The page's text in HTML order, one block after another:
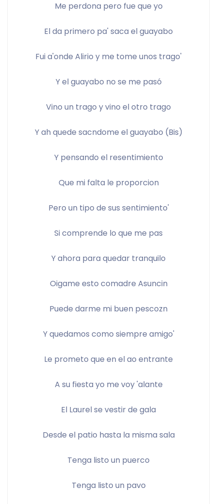
Me perdona pero fue que yo
El da primero pa' saca el guayabo
Fui a'onde Alirio y me tome unos trago'
Y el guayabo no se me pasó
Vino un trago y vino el otro trago
Y ah quede sacndome el guayabo (Bis)
Y pensando el resentimiento
Que mi falta le proporcion
Pero un tipo de sus sentimiento'
Si comprende lo que me pas
Y ahora para quedar tranquilo
Oigame esto comadre Asuncin
Puede darme mi buen pescozn
Y quedamos como siempre amigo'
Le prometo que en el ao entrante
A su fiesta yo me voy 'alante
El Laurel se vestir de gala
Desde el patio hasta la misma sala
Tenga listo un puerco
Tenga listo un pavo